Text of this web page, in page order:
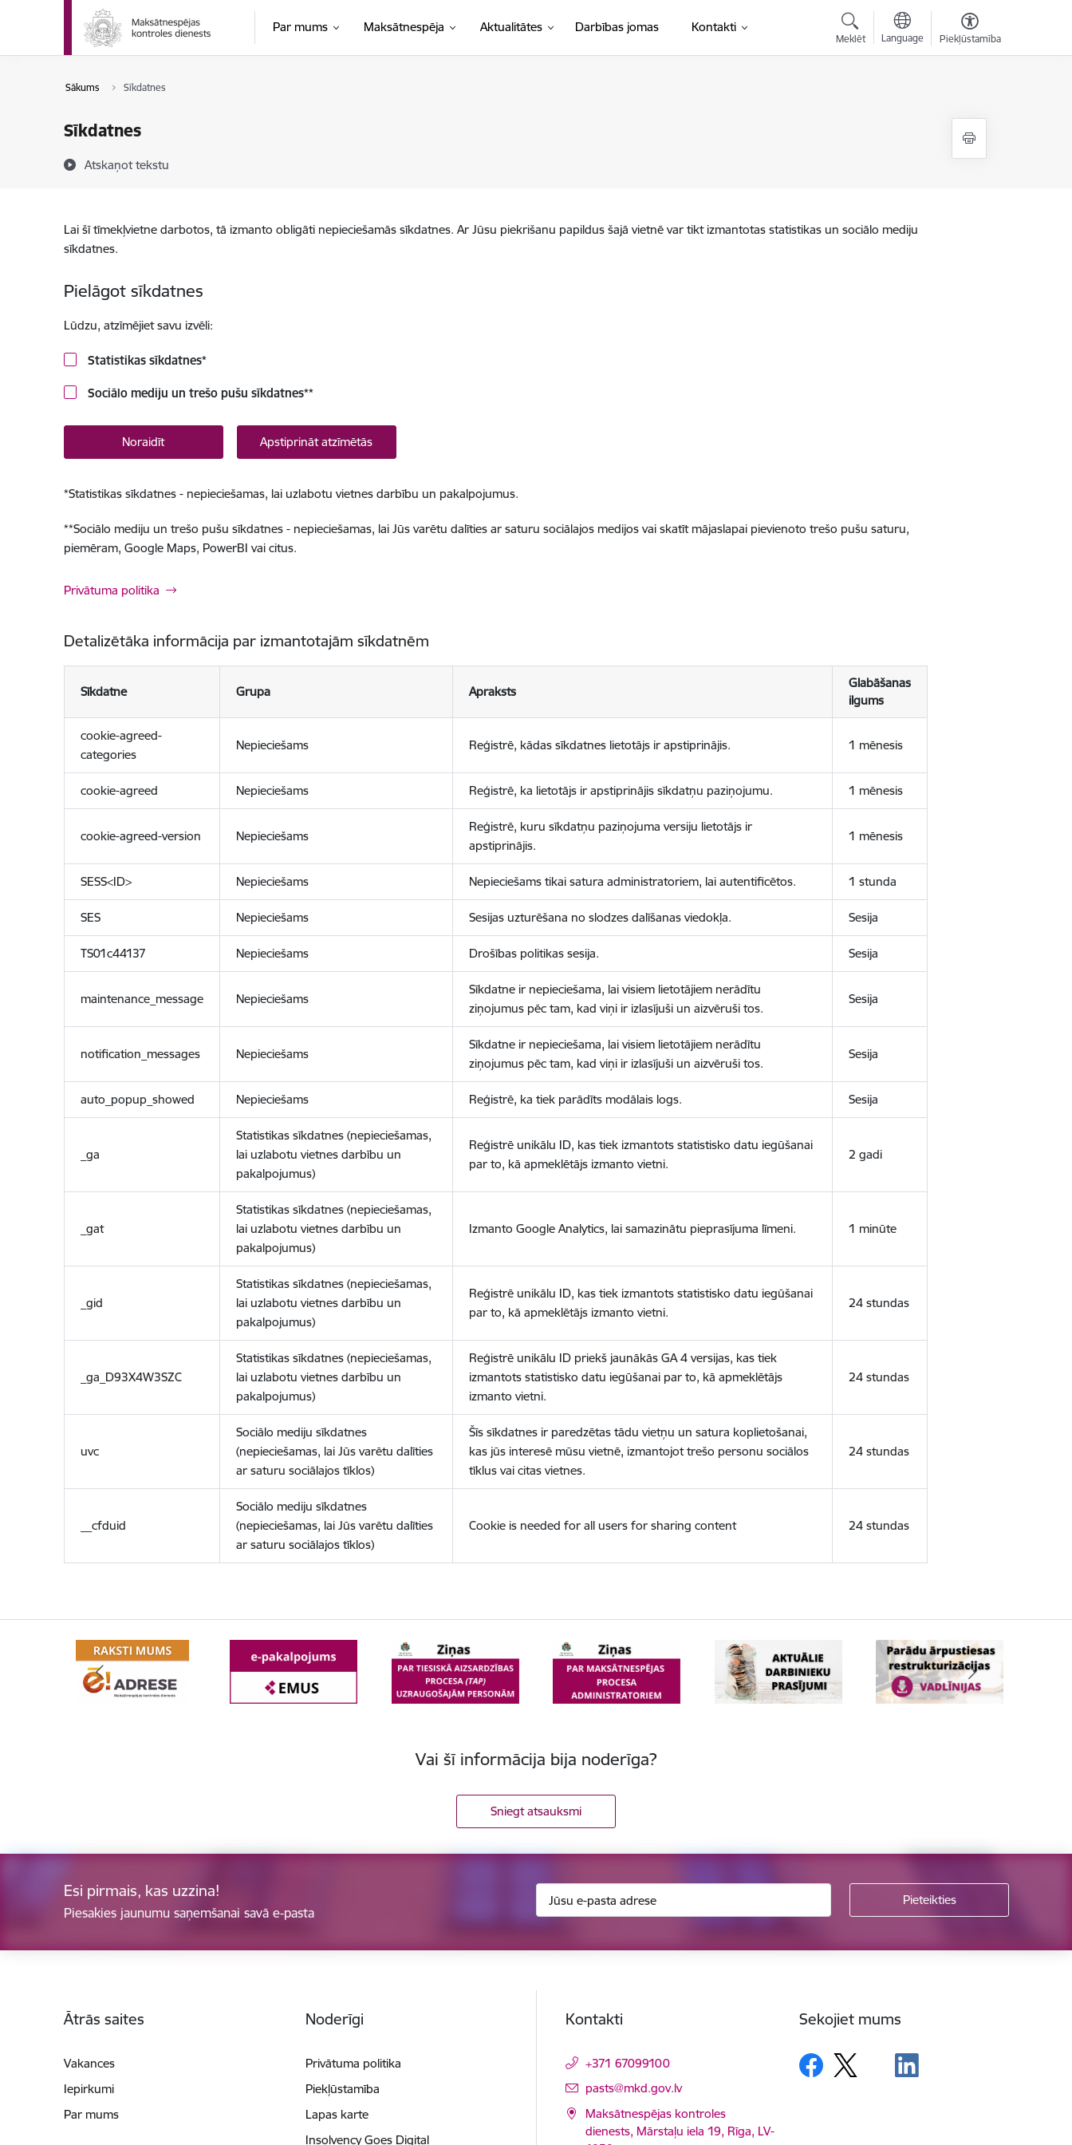
Pāriet uz lapas saturu
Par mums Maksātnespēja Aktualitātes Darbības jomas Kontakti
Meklēt Language Piekļūstamība
Sākums Sīkdatnes
Sīkdatnes
Atskaņot tekstu
Lai šī tīmekļvietne darbotos, tā izmanto obligāti nepieciešamās sīkdatnes. Ar Jūsu piekrišanu papildus šajā vietnē var tikt izmantotas statistikas un sociālo mediju
sīkdatnes.
Pielāgot sīkdatnes
Lūdzu, atzīmējiet savu izvēli:
Statistikas sīkdatnes*
Sociālo mediju un trešo pušu sīkdatnes**
Noraidīt Apstiprināt atzīmētās
*Statistikas sīkdatnes - nepieciešamas, lai uzlabotu vietnes darbību un pakalpojumus.
**Sociālo mediju un trešo pušu sīkdatnes - nepieciešamas, lai Jūs varētu dalīties ar saturu sociālajos medijos vai skatīt mājaslapai pievienoto trešo pušu saturu,
piemēram, Google Maps, PowerBI vai citus.
Privātuma politika
Detalizētāka informācija par izmantotajām sīkdatnēm
Sīkdatne Grupa Apraksts
Glabāšanas
ilgums
cookie-agreed-
categories
Nepieciešams Reģistrē, kādas sīkdatnes lietotājs ir apstiprinājis. 1 mēnesis
cookie-agreed Nepieciešams Reģistrē, ka lietotājs ir apstiprinājis sīkdatņu paziņojumu. 1 mēnesis
cookie-agreed-version Nepieciešams
Reģistrē, kuru sīkdatņu paziņojuma versiju lietotājs ir
apstiprinājis.
1 mēnesis
SESS<ID> Nepieciešams Nepieciešams tikai satura administratoriem, lai autentificētos. 1 stunda
SES Nepieciešams Sesijas uzturēšana no slodzes dalīšanas viedokļa. Sesija
TS01c44137 Nepieciešams Drošības politikas sesija. Sesija
maintenance_message Nepieciešams
Sīkdatne ir nepieciešama, lai visiem lietotājiem nerādītu
ziņojumus pēc tam, kad viņi ir izlasījuši un aizvēruši tos.
Sesija
notification_messages Nepieciešams
Sīkdatne ir nepieciešama, lai visiem lietotājiem nerādītu
ziņojumus pēc tam, kad viņi ir izlasījuši un aizvēruši tos.
Sesija
auto_popup_showed Nepieciešams Reģistrē, ka tiek parādīts modālais logs. Sesija
_ga
Statistikas sīkdatnes (nepieciešamas,
lai uzlabotu vietnes darbību un
pakalpojumus)
Reģistrē unikālu ID, kas tiek izmantots statistisko datu iegūšanai
par to, kā apmeklētājs izmanto vietni.
2 gadi
_gat
Statistikas sīkdatnes (nepieciešamas,
lai uzlabotu vietnes darbību un
pakalpojumus)
Izmanto Google Analytics, lai samazinātu pieprasījuma līmeni. 1 minūte
_gid
Statistikas sīkdatnes (nepieciešamas,
lai uzlabotu vietnes darbību un
pakalpojumus)
Reģistrē unikālu ID, kas tiek izmantots statistisko datu iegūšanai
par to, kā apmeklētājs izmanto vietni.
24 stundas
_ga_D93X4W3SZC
Statistikas sīkdatnes (nepieciešamas,
lai uzlabotu vietnes darbību un
pakalpojumus)
Reģistrē unikālu ID priekš jaunākās GA 4 versijas, kas tiek
izmantots statistisko datu iegūšanai par to, kā apmeklētājs
izmanto vietni.
24 stundas
uvc
Sociālo mediju sīkdatnes
(nepieciešamas, lai Jūs varētu dalīties
ar saturu sociālajos tīklos)
Šīs sīkdatnes ir paredzētas tādu vietņu un satura koplietošanai,
kas jūs interesē mūsu vietnē, izmantojot trešo personu sociālos
tīklus vai citas vietnes.
24 stundas
__cfduid
Sociālo mediju sīkdatnes
(nepieciešamas, lai Jūs varētu dalīties
ar saturu sociālajos tīklos)
Cookie is needed for all users for sharing content 24 stundas
Vai šī informācija bija noderīga?
Sniegt atsauksmi
Esi pirmais, kas uzzina!
Piesakies jaunumu saņemšanai savā e-pasta
Ātrās saites
Vakances
Iepirkumi
Par mums
Noderīgi
Privātuma politika
Piekļūstamība
Lapas karte
Insolvency Goes Digital
Kontakti
+371 67099100
E-pasts:
pasts@mkd.gov.lv
Maksātnespējas kontroles
dienests, Mārstaļu iela 19, Rīga, LV-
Sekojiet mums